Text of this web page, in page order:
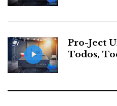
Pro-Ject
Todos,